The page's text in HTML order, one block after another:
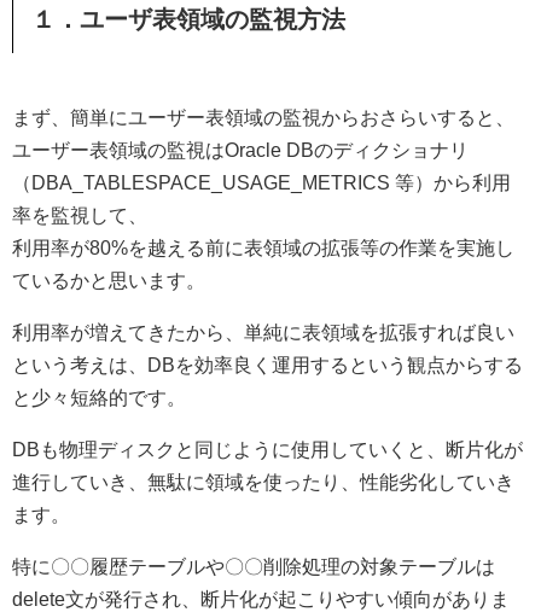
１．ユーザ表領域の監視方法
まず、簡単にユーザー表領域の監視からおさらいすると、
ユーザー表領域の監視はOracle DBのディクショナリ
（DBA_TABLESPACE_USAGE_METRICS 等）から利用
率を監視して、
利用率が80%を越える前に表領域の拡張等の作業を実施し
ているかと思います。
利用率が増えてきたから、単純に表領域を拡張すれば良い
という考えは、DBを効率良く運用するという観点からする
と少々短絡的です。
DBも物理ディスクと同じように使用していくと、断片化が
進行していき、無駄に領域を使ったり、性能劣化していき
ます。
特に〇〇履歴テーブルや〇〇削除処理の対象テーブルは
delete文が発行され、断片化が起こりやすい傾向がありま